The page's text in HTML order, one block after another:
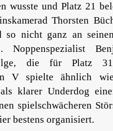
wusste und Platz 21
Thorsten
so nicht ganz an
Noppenspezialist
die für Platz
V spielte ähnlich
klarer Underdog
spielschwächeren
bestens organisiert.